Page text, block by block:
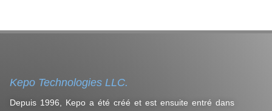
Kepo Technologies LLC.
Depuis 1996, Kepo a été créé et est ensuite entré dans